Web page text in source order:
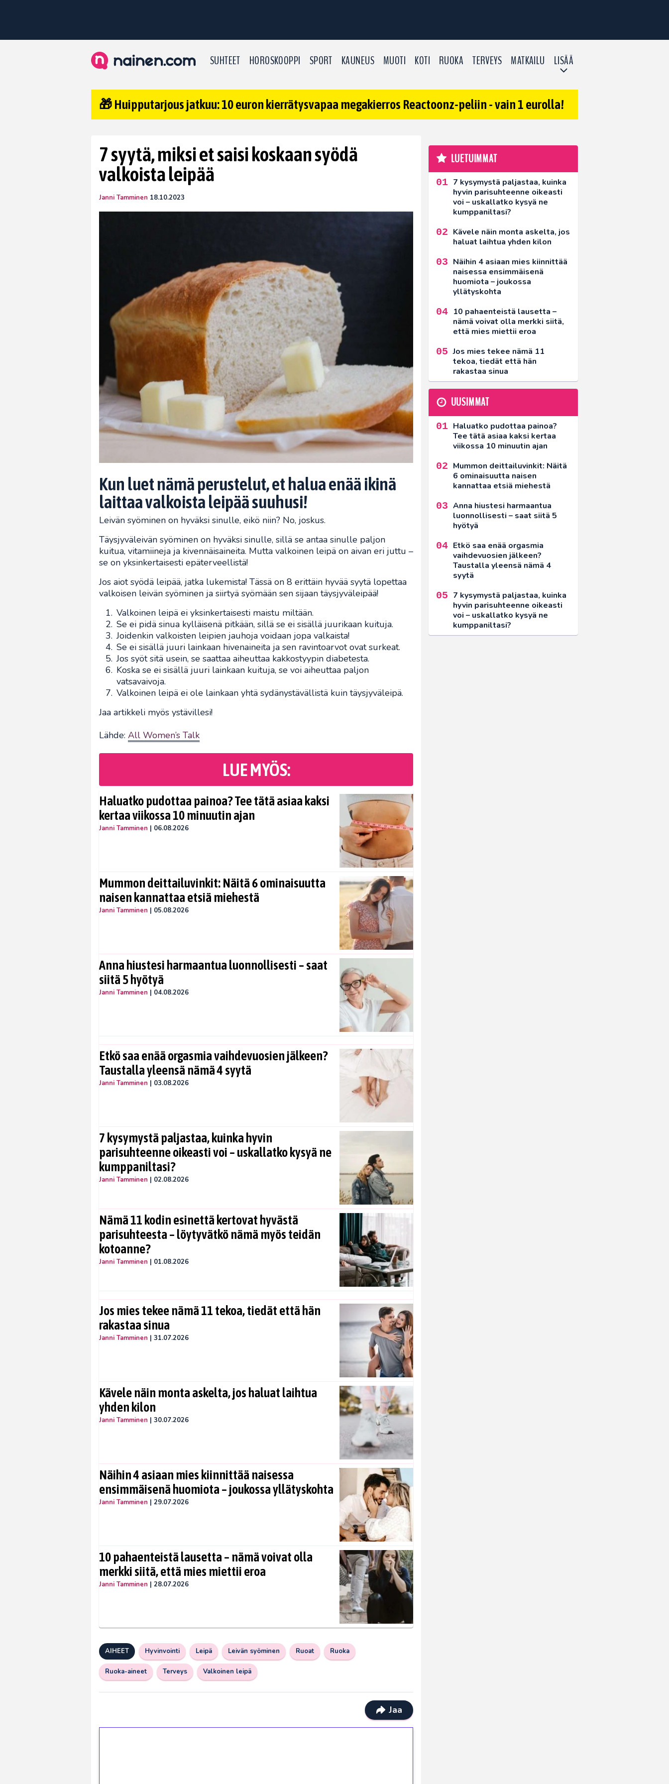
SUHTEET HOROSKOOPPI SPORT KAUNEUS MUOTI KOTI RUOKA TERVEYS MATKAILU LISÄÄ
🎁 Huipputarjous jatkuu: 10 euron kierrätysvapaa megakierros Reactoonz-peliin - vain 1 eurolla!
7 syytä, miksi et saisi koskaan syödä
valkoista leipää
Janni Tamminen 18.10.2023
Kun luet nämä perustelut, et halua enää ikinä
laittaa valkoista leipää suuhusi!
Leivän syöminen on hyväksi sinulle, eikö niin? No, joskus.
Täysjyväleivän syöminen on hyväksi sinulle, sillä se antaa sinulle paljon
kuitua, vitamiineja ja kivennäisaineita. Mutta valkoinen leipä on aivan eri juttu –
se on yksinkertaisesti epäterveellistä!
Jos aiot syödä leipää, jatka lukemista! Tässä on 8 erittäin hyvää syytä lopettaa
valkoisen leivän syöminen ja siirtyä syömään sen sijaan täysjyväleipää!
Valkoinen leipä ei yksinkertaisesti maistu miltään.
Se ei pidä sinua kylläisenä pitkään, sillä se ei sisällä juurikaan kuituja.
Joidenkin valkoisten leipien jauhoja voidaan jopa valkaista!
Se ei sisällä juuri lainkaan hivenaineita ja sen ravintoarvot ovat surkeat.
Jos syöt sitä usein, se saattaa aiheuttaa kakkostyypin diabetesta.
Koska se ei sisällä juuri lainkaan kuituja, se voi aiheuttaa paljon
vatsavaivoja.
Valkoinen leipä ei ole lainkaan yhtä sydänystävällistä kuin täysjyväleipä.
Jaa artikkeli myös ystävillesi!
Lähde: All Women’s Talk
LUE MYÖS:
Haluatko pudottaa painoa? Tee tätä asiaa kaksi
kertaa viikossa 10 minuutin ajan
Janni Tamminen | 06.08.2026
Mummon deittailuvinkit: Näitä 6 ominaisuutta
naisen kannattaa etsiä miehestä
Janni Tamminen | 05.08.2026
Anna hiustesi harmaantua luonnollisesti – saat
siitä 5 hyötyä
Janni Tamminen | 04.08.2026
Etkö saa enää orgasmia vaihdevuosien jälkeen?
Taustalla yleensä nämä 4 syytä
Janni Tamminen | 03.08.2026
7 kysymystä paljastaa, kuinka hyvin
parisuhteenne oikeasti voi – uskallatko kysyä ne
kumppaniltasi?
Janni Tamminen | 02.08.2026
Nämä 11 kodin esinettä kertovat hyvästä
parisuhteesta – löytyvätkö nämä myös teidän
kotoanne?
Janni Tamminen | 01.08.2026
Jos mies tekee nämä 11 tekoa, tiedät että hän
rakastaa sinua
Janni Tamminen | 31.07.2026
Kävele näin monta askelta, jos haluat laihtua
yhden kilon
Janni Tamminen | 30.07.2026
Näihin 4 asiaan mies kiinnittää naisessa
ensimmäisenä huomiota – joukossa yllätyskohta
Janni Tamminen | 29.07.2026
10 pahaenteistä lausetta – nämä voivat olla
merkki siitä, että mies miettii eroa
Janni Tamminen | 28.07.2026
AIHEET Hyvinvointi Leipä Leivän syöminen Ruoat Ruoka
Ruoka-aineet Terveys Valkoinen leipä
Jaa
LUETUIMMAT
7 kysymystä paljastaa, kuinka
hyvin parisuhteenne oikeasti
voi – uskallatko kysyä ne
kumppaniltasi?
Kävele näin monta askelta, jos
haluat laihtua yhden kilon
Näihin 4 asiaan mies kiinnittää
naisessa ensimmäisenä
huomiota – joukossa
yllätyskohta
10 pahaenteistä lausetta –
nämä voivat olla merkki siitä,
että mies miettii eroa
Jos mies tekee nämä 11
tekoa, tiedät että hän
rakastaa sinua
UUSIMMAT
Haluatko pudottaa painoa?
Tee tätä asiaa kaksi kertaa
viikossa 10 minuutin ajan
Mummon deittailuvinkit: Näitä
6 ominaisuutta naisen
kannattaa etsiä miehestä
Anna hiustesi harmaantua
luonnollisesti – saat siitä 5
hyötyä
Etkö saa enää orgasmia
vaihdevuosien jälkeen?
Taustalla yleensä nämä 4
syytä
7 kysymystä paljastaa, kuinka
hyvin parisuhteenne oikeasti
voi – uskallatko kysyä ne
kumppaniltasi?